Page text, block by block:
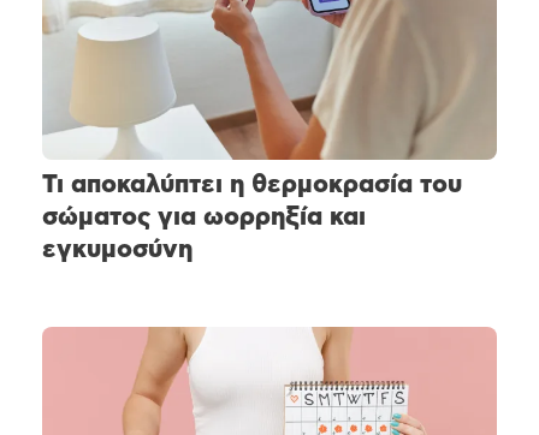
Τι αποκαλύπτει η θερμοκρασία του
σώματος για ωορρηξία και
εγκυμοσύνη